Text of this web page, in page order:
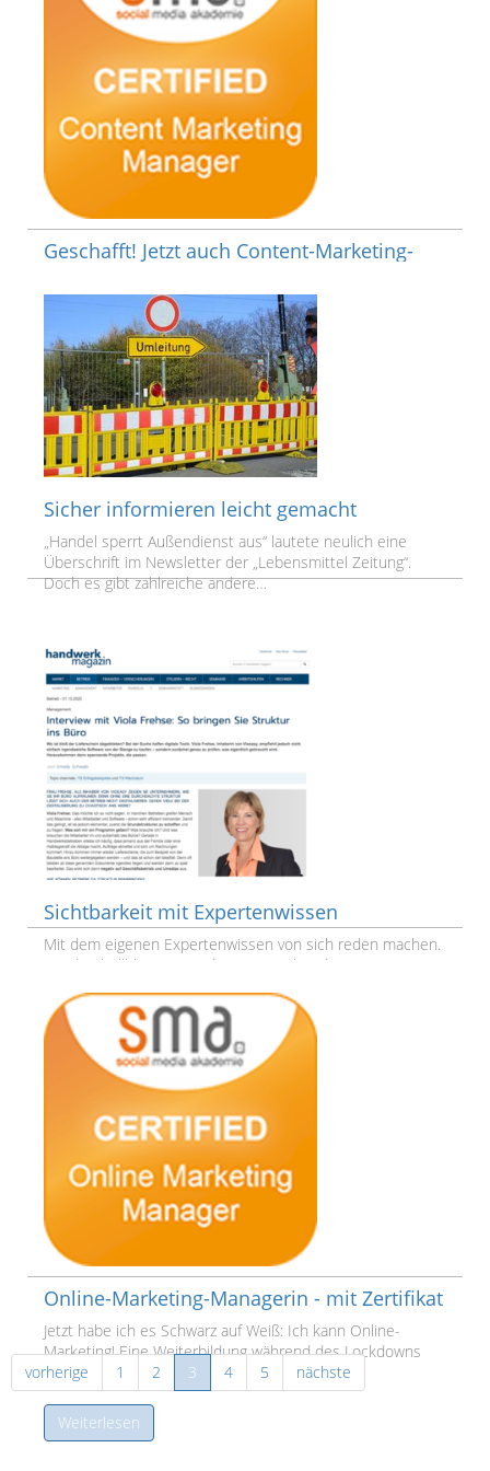
Geschafft! Jetzt auch Content-Marketing-
Auf einem Bein kann man nicht stehen: Nach der
Weiterbildung zur Online Marketing-Managerin bin ich nun
auch Content-Marketing-Managerin mit…
Weiterlesen
Sicher informieren leicht gemacht
„Handel sperrt Außendienst aus“ lautete neulich eine
Überschrift im Newsletter der „Lebensmittel Zeitung“.
Doch es gibt zahlreiche andere…
Sichtbarkeit mit Expertenwissen
Mit dem eigenen Expertenwissen von sich reden machen.
Für den hellblau PR-Kunden Vioeasy hat dies mit einem
Weiterlesen
Online-Marketing-Managerin - mit Zertifikat
Jetzt habe ich es Schwarz auf Weiß: Ich kann Online-
Marketing! Eine Weiterbildung während des Lockdowns
machte es möglich.
Weiterlesen
vorherige 1 2 3 4 5 nächste